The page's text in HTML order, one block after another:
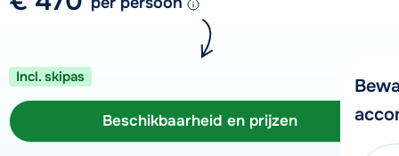
Incl. skipas
Beschikbaarheid en prijzen